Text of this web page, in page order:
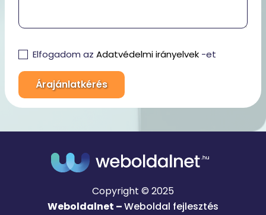
Elfogadom az Adatvédelmi irányelvek -et
Árajánlatkérés
Copyright © 2025
Weboldalnet –Weboldal fejlesztés